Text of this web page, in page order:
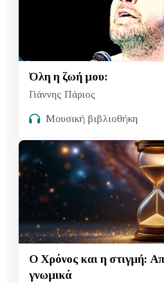
Όλη η ζωή μου:
Γιάννης Πάριος
Μουσική βιβλιοθήκη
Ο Χρόνος και η στιγμή:
γνωμικά